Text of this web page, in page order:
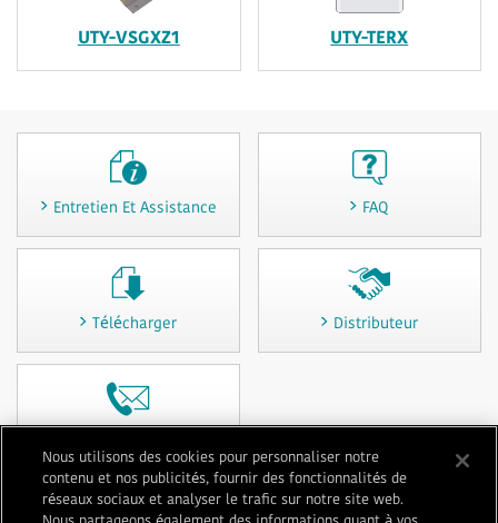
UTY-VSGXZ1 UTY-TERX
Entretien Et Assistance FAQ
Télécharger Distributeur
Nous utilisons des cookies pour personnaliser notre
contenu et nos publicités, fournir des fonctionnalités de
réseaux sociaux et analyser le trafic sur notre site web.